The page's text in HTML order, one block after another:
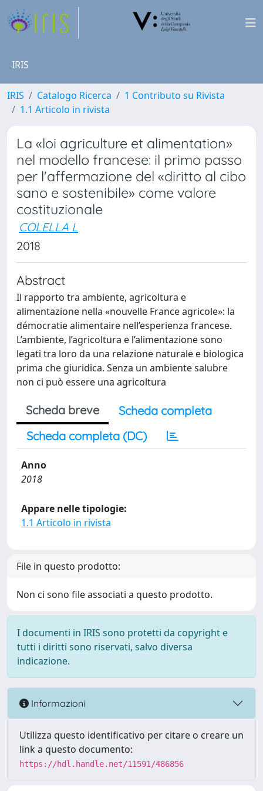
IRIS
IRIS Catalogo Ricerca
1 Contributo su Rivista
1.1 Articolo in rivista
La «loi agriculture et alimentation»
nel modello francese: il primo passo
per l'affermazione del «diritto al cibo
sano e sostenibile» come valore
costituzionale
COLELLA L
2018
Abstract
Il rapporto tra ambiente, agricoltura e
alimentazione nella «nouvelle France agricole»: la
démocratie alimentaire nell’esperienza francese.
L’ambiente, l’agricoltura e l’alimentazione sono
legati tra loro da una relazione naturale e biologica
prima che giuridica. Senza un ambiente salubre
non ci può essere una agricoltura
Scheda breve
Scheda completa
Scheda completa (DC)
Anno
2018
Appare nelle tipologie:
1.1 Articolo in rivista
File in questo prodotto:
Non ci sono file associati a questo prodotto.
I documenti in IRIS sono protetti da copyright e
tutti i diritti sono riservati, salvo diversa
indicazione.
Informazioni
Utilizza questo identificativo per citare o creare un
link a questo documento:
https://hdl.handle.net/11591/486856